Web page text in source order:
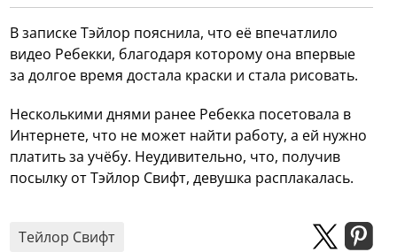
В записке Тэйлор пояснила, что её впечатлило
видео Ребекки, благодаря которому она впервые
за долгое время достала краски и стала рисовать.
Несколькими днями ранее Ребекка посетовала в
Интернете, что не может найти работу, а ей нужно
платить за учёбу. Неудивительно, что, получив
посылку от Тэйлор Свифт, девушка расплакалась.
Тейлор Свифт